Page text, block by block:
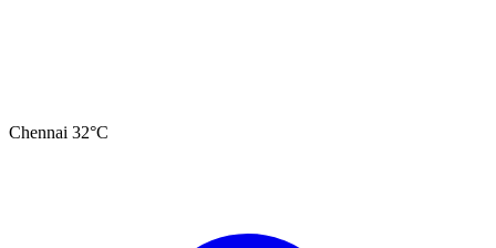
Chennai 32°C